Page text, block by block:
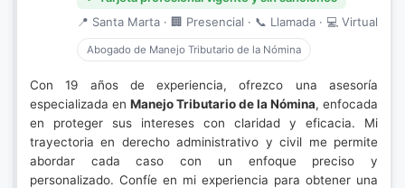
📍 Santa Marta · 🏢 Presencial · 📞 Llamada · 💻 Virtual
Abogado de Manejo Tributario de la Nómina
Con 19 años de experiencia, ofrezco una asesoría
especializada en Manejo Tributario de la Nómina, enfocada
en proteger sus intereses con claridad y eficacia. Mi
trayectoria en derecho administrativo y civil me permite
abordar cada caso con un enfoque preciso y
personalizado. Confíe en mi experiencia para obtener una